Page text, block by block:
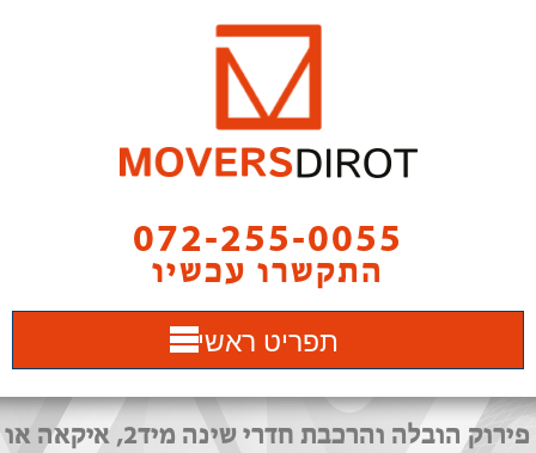
072-255-0055
התקשרו עכשיו
תפריט ראשי
פירוק הובלה והרכבת חדרי שינה מיד2, איקאה או